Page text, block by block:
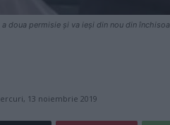
doua permisie și va ieși din nou din
13 noiembrie 2019